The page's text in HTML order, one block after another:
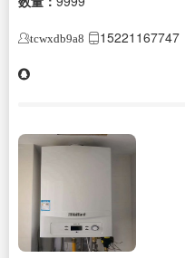
tcwxdb9a8 15221167747